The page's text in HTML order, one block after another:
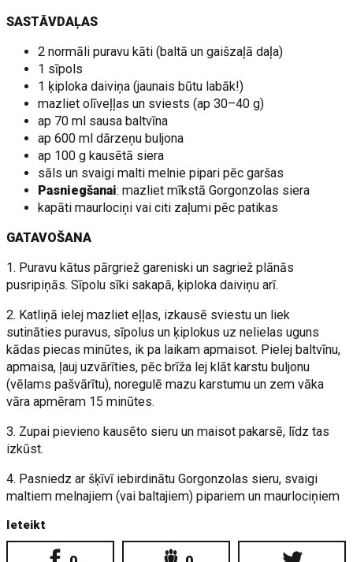
SASTĀVDAĻAS
2 normāli puravu kāti (baltā un gaišzaļā daļa)
1 sīpols
1 ķiploka daiviņa (jaunais būtu labāk!)
mazliet olīveļļas un sviests (ap 30–40 g)
ap 70 ml sausa baltvīna
ap 600 ml dārzeņu buljona
ap 100 g kausētā siera
sāls un svaigi malti melnie pipari pēc garšas
Pasniegšanai: mazliet mīkstā Gorgonzolas siera
kapāti maurlociņi vai citi zaļumi pēc patikas
GATAVOŠANA
1. Puravu kātus pārgriež gareniski un sagriež plānās
pusripiņās. Sīpolu sīki sakapā, ķiploka daiviņu arī.
2. Katliņā ielej mazliet eļļas, izkausē sviestu un liek
sutināties puravus, sīpolus un ķiplokus uz nelielas uguns
kādas piecas minūtes, ik pa laikam apmaisot. Pielej baltvīnu,
apmaisa, ļauj uzvārīties, pēc brīža lej klāt karstu buljonu
(vēlams pašvārītu), noregulē mazu karstumu un zem vāka
vāra apmēram 15 minūtes.
3. Zupai pievieno kausēto sieru un maisot pakarsē, līdz tas
izkūst.
4. Pasniedz ar šķīvī iebirdinātu Gorgonzolas sieru, svaigi
maltiem melnajiem (vai baltajiem) pipariem un maurlociņiem
Ieteikt